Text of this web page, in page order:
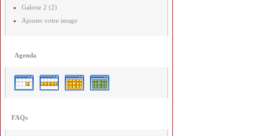
Galerie 2 (2)
Ajouter votre image
Agenda
FAQs